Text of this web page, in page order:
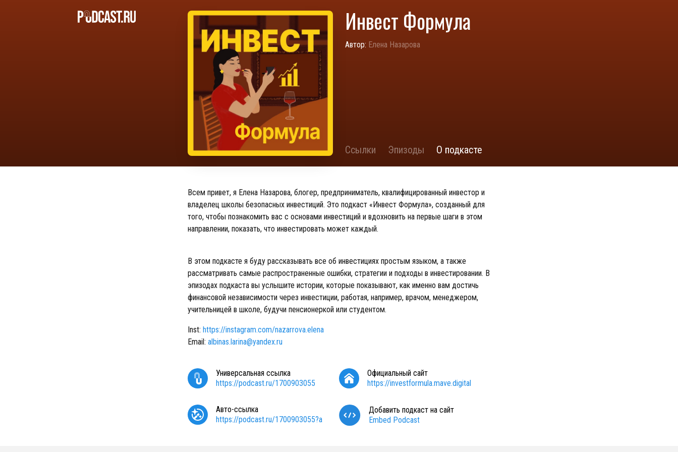
Инвест Формула
Автор: Елена Назарова
Ссылки Эпизоды О подкасте
Всем привет, я Елена Назарова, блогер, предприниматель, квалифицированный инвестор и
владелец школы безопасных инвестиций. Это подкаст «Инвест Формула», созданный для
того, чтобы познакомить вас с основами инвестиций и вдохновить на первые шаги в этом
направлении, показать, что инвестировать может каждый.
В этом подкасте я буду рассказывать все об инвестициях простым языком, а также
рассматривать самые распространенные ошибки, стратегии и подходы в инвестировании. В
эпизодах подкаста вы услышите истории, которые показывают, как именно вам достичь
финансовой независимости через инвестиции, работая, например, врачом, менеджером,
учительницей в школе, будучи пенсионеркой или студентом.
Inst: https://instagram.com/nazarrova.elena
Email: albinas.larina@yandex.ru
Универсальная ссылка
https://podcast.ru/1700903055
Официальный сайт
https://investformula.mave.digital
Авто-ссылка
https://podcast.ru/1700903055?a
Добавить подкаст на сайт
Embed Podcast